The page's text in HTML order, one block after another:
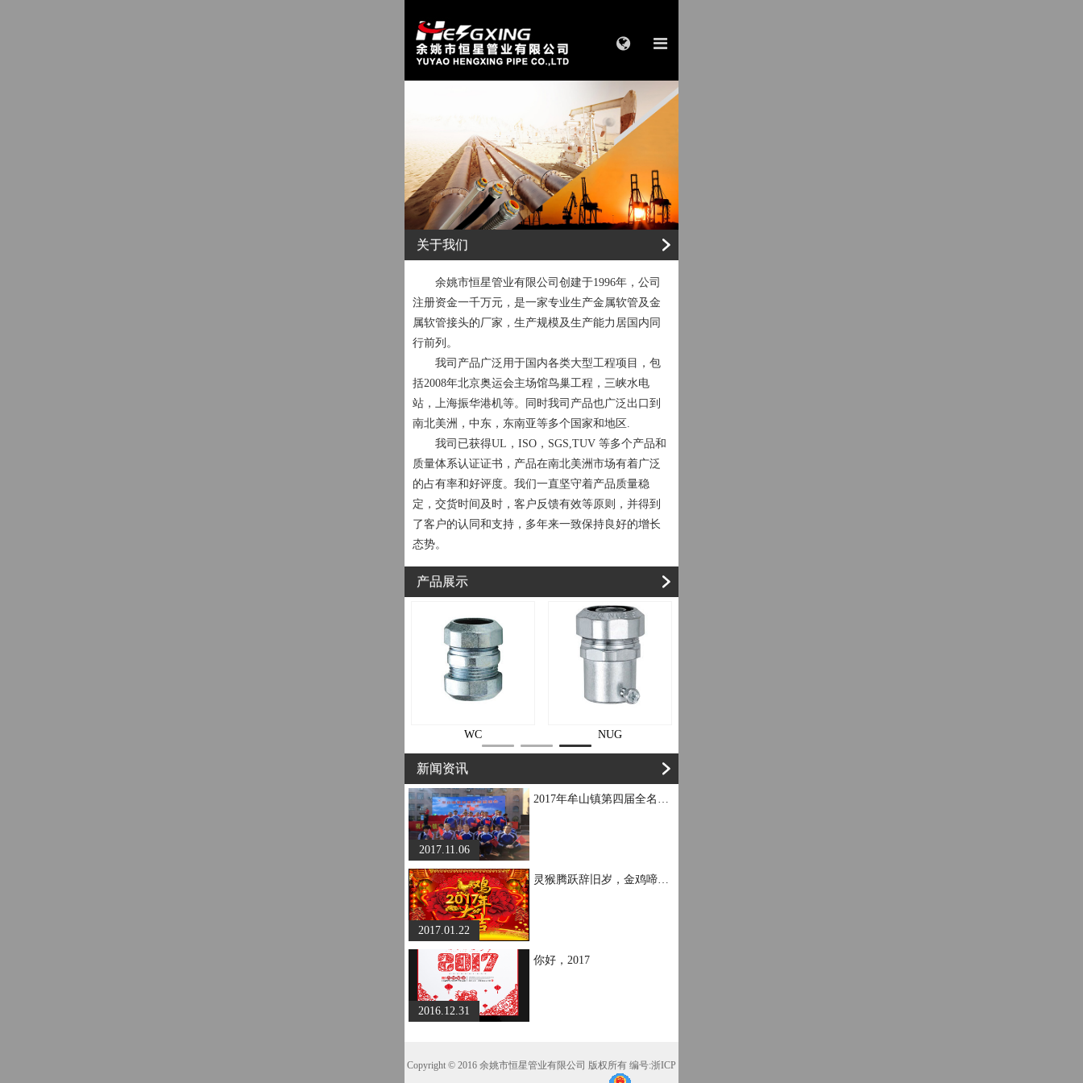
关于我们
余姚市恒星管业有限公司创建于1996年，公司
注册资金一千万元，是一家专业生产金属软管及金
属软管接头的厂家，生产规模及生产能力居国内同
行前列。
我司产品广泛用于国内各类大型工程项目，包
括2008年北京奥运会主场馆鸟巢工程，三峡水电
站，上海振华港机等。同时我司产品也广泛出口到
南北美洲，中东，东南亚等多个国家和地区.
我司已获得UL，ISO，SGS,TUV 等多个产品和
质量体系认证证书，产品在南北美洲市场有着广泛
的占有率和好评度。我们一直坚守着产品质量稳
定，交货时间及时，客户反馈有效等原则，并得到
了客户的认同和支持，多年来一致保持良好的增长
态势。
产品展示
WC NUG
新闻资讯
2017.11.06
2017.01.22
2016.12.31
你好，2017
Copyright © 2016 余姚市恒星管业有限公司 版权所有 编号:浙ICP